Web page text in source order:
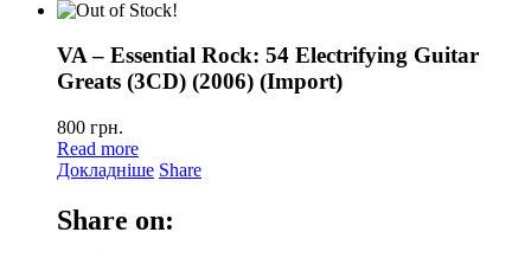
VA – Essential Rock: 54 Electrifying Guitar
Greats (3CD) (2006) (Import)
800 грн.
Read more
Докладніше Share
Share on: